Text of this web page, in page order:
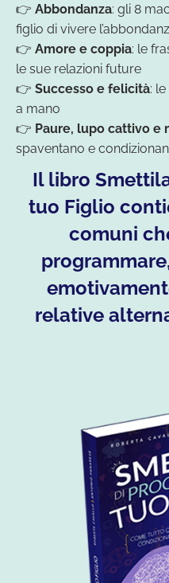
👉 Abbondanza: gli 8
figlio di vivere
👉 Amore e coppia: le
le sue relazioni future
👉 Successo e felicità:
a mano
👉 Paure, lupo cattivo e
spaventano e
Il libro
tuo Figlio
comuni
relative